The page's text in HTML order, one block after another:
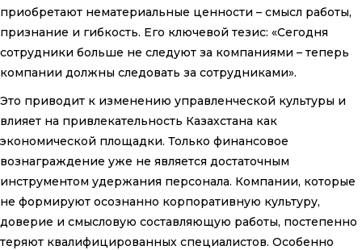
приобретают нематериальные ценности – смысл работы,
признание и гибкость. Его ключевой тезис: «Сегодня
сотрудники больше не следуют за компаниями – теперь
компании должны следовать за сотрудниками».
Это приводит к изменению управленческой культуры и
влияет на привлекательность Казахстана как
экономической площадки. Только финансовое
вознаграждение уже не является достаточным
инструментом удержания персонала. Компании, которые
не формируют осознанно корпоративную культуру,
доверие и смысловую составляющую работы, постепенно
теряют квалифицированных специалистов. Особенно